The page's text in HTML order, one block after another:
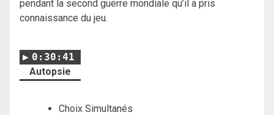
pendant la second guerre mondiale qu’il a pris
connaissance du jeu.
0:30:41
Autopsie
Choix Simultanés